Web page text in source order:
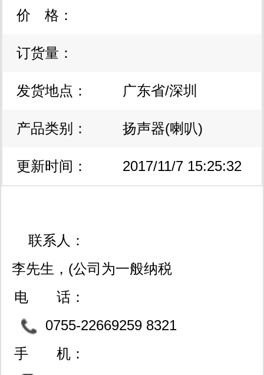
价 格：
订货量：
发货地点： 广东省/深圳
产品类别： 扬声器(喇叭)
更新时间： 2017/11/7 15:25:32
联系人：
李先生，(公司为一般纳税
人,可开17%增票)
电 话：
0755-22669259 8321
4703
手 机：